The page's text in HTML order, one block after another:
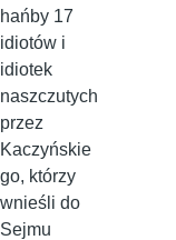
hańby 17
idiotów i
idiotek
naszczutych
przez
Kaczyńskie
go, którzy
wnieśli do
Sejmu